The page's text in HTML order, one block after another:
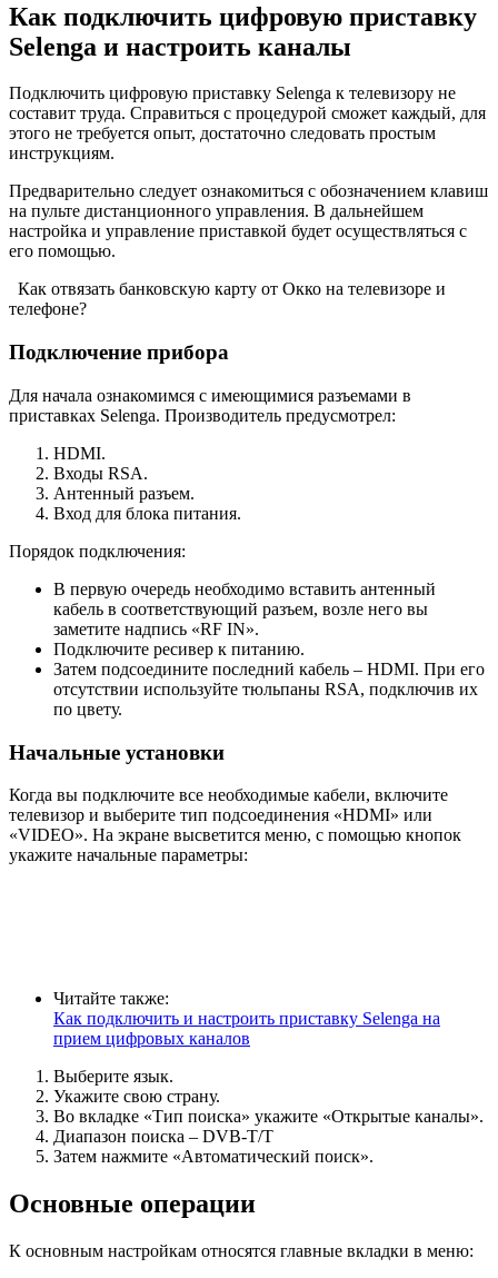
Как подключить цифровую приставку
Selenga и настроить каналы
Подключить цифровую приставку Selenga к телевизору не
составит труда. Справиться с процедурой сможет каждый, для
этого не требуется опыт, достаточно следовать простым
инструкциям.
Предварительно следует ознакомиться с обозначением клавиш
на пульте дистанционного управления. В дальнейшем
настройка и управление приставкой будет осуществляться с
его помощью.
Как отвязать банковскую карту от Окко на телевизоре и
телефоне?
Подключение прибора
Для начала ознакомимся с имеющимися разъемами в
приставках Selenga. Производитель предусмотрел:
HDMI.
Входы RSA.
Антенный разъем.
Вход для блока питания.
Порядок подключения:
В первую очередь необходимо вставить антенный
кабель в соответствующий разъем, возле него вы
заметите надпись «RF IN».
Подключите ресивер к питанию.
Затем подсоедините последний кабель – HDMI. При его
отсутствии используйте тюльпаны RSA, подключив их
по цвету.
Начальные установки
Когда вы подключите все необходимые кабели, включите
телевизор и выберите тип подсоединения «HDMI» или
«VIDEO». На экране высветится меню, с помощью кнопок
укажите начальные параметры:
Читайте также:
Как подключить и настроить приставку Selenga на
прием цифровых каналов
Выберите язык.
Укажите свою страну.
Во вкладке «Тип поиска» укажите «Открытые каналы».
Диапазон поиска – DVB-T/T
Затем нажмите «Автоматический поиск».
Основные операции
К основным настройкам относятся главные вкладки в меню: